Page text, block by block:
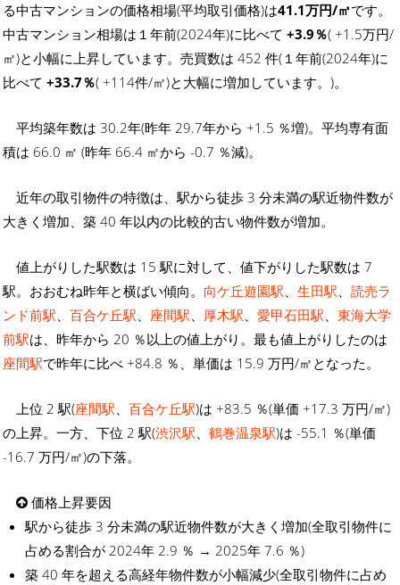
る中古マンションの価格相場(平均取引価格)は41.1万円/㎡です。
中古マンション相場は１年前(2024年)に比べて +3.9％( +1.5万円/
㎡)と小幅に上昇しています。売買数は 452 件(１年前(2024年)に
比べて +33.7％( +114件/㎡)と大幅に増加しています。)。
平均築年数は 30.2年(昨年 29.7年から +1.5 ％増)。平均専有面
積は 66.0 ㎡ (昨年 66.4 ㎡から -0.7 ％減)。
近年の取引物件の特徴は、駅から徒歩 3 分未満の駅近物件数が
大きく増加、築 40 年以内の比較的古い物件数が増加。
値上がりした駅数は 15 駅に対して、値下がりした駅数は 7
駅。おおむね昨年と横ばい傾向。 向ケ丘遊園駅、 生田駅、 読売ラ
ンド前駅、 百合ケ丘駅、 座間駅、 厚木駅、 愛甲石田駅、 東海大学
前駅は、昨年から 20 ％以上の値上がり。最も値上がりしたのは
座間駅で昨年に比べ +84.8 ％、単価は 15.9 万円/㎡となった。
上位 2 駅(座間駅、 百合ケ丘駅)は +83.5 ％(単価 +17.3 万円/㎡)
の上昇。一方、下位 2 駅(渋沢駅、 鶴巻温泉駅)は -55.1 ％(単価
-16.7 万円/㎡)の下落。
価格上昇要因
駅から徒歩 3 分未満の駅近物件数が大きく増加(全取引物件に
占める割合が 2024年 2.9 ％ → 2025年 7.6 ％)
築 40 年を超える高経年物件数が小幅減少(全取引物件に占め